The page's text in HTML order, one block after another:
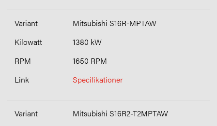
Mitsubishi S16R-MPTAW
1380 kW
1650 RPM
Specifikationer
Mitsubishi S16R2-T2MPTAW